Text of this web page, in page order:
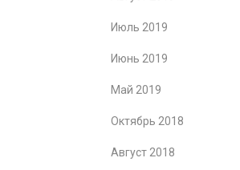
Июль 2019
Июнь 2019
Май 2019
Октябрь 2018
Август 2018